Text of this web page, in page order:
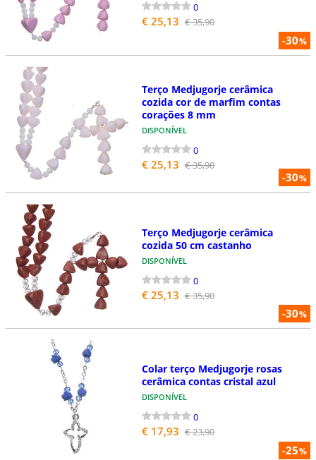
-30%
0
€ 25,13 € 35,90
-30%
Terço Medjugorje cerâmica
cozida cor de marfim contas
corações 8 mm
DISPONÍVEL
0
€ 25,13 € 35,90
-30%
Terço Medjugorje cerâmica
cozida 50 cm castanho
DISPONÍVEL
0
€ 25,13 € 35,90
-25%
Colar terço Medjugorje rosas
cerâmica contas cristal azul
DISPONÍVEL
0
€ 17,93 € 23,90